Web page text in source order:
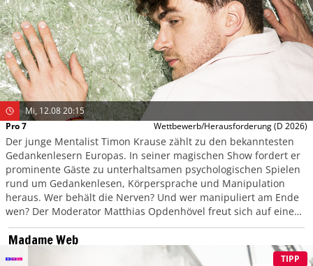
Mi, 12.08 20:15
Pro 7
Wettbewerb/Herausforderung(D 2026)
Der junge Mentalist Timon Krause zählt zu den bekanntesten
Gedankenlesern Europas. In seiner magischen Show fordert er
prominente Gäste zu unterhaltsamen psychologischen Spielen
rund um Gedankenlesen, Körpersprache und Manipulation
heraus. Wer behält die Nerven? Und wer manipuliert am Ende
wen? Der Moderator Matthias Opdenhövel freut sich auf einen
Abend voller überraschender Wendungen.
Madame Web
TIPP